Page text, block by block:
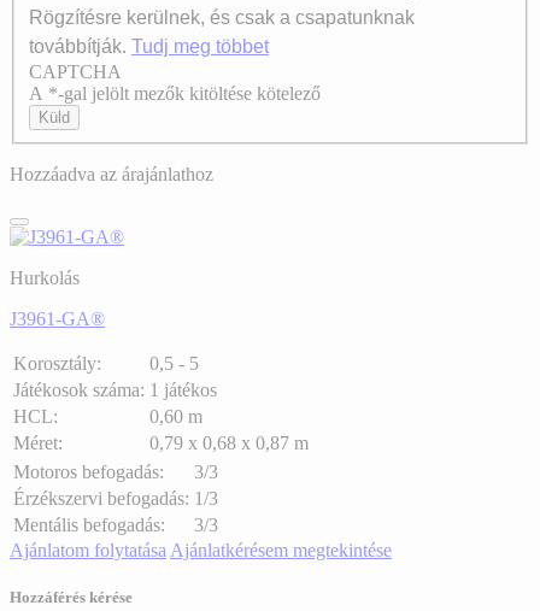
Rögzítésre kerülnek, és csak a csapatunknak
továbbítják. Tudj meg többet
Axeptio consent
CAPTCHA
A *-gal jelölt mezők kitöltése kötelező
Küld
Hozzáadva az árajánlathoz
Hurkolás
J3961-GA®
Korosztály:
0,5 - 5
Játékosok száma: 1 játékos
HCL:
0,60 m
Méret:
0,79 x 0,68 x 0,87 m
Motoros befogadás:
3/3
Érzékszervi befogadás: 1/3
Mentális befogadás:
3/3
Ajánlatom folytatása Ajánlatkérésem megtekintése
Hozzáférés kérése